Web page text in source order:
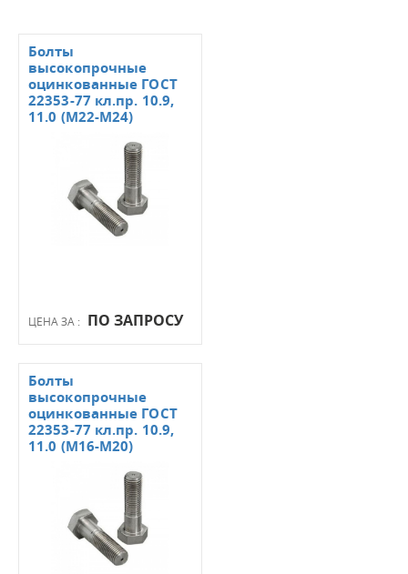
ЦЕНА ЗА : ПО ЗАПРОСУ
Болты
высокопрочные
оцинкованные ГОСТ
22353-77 кл.пр. 10.9,
11.0 (М22-М24)
Болты
высокопрочные
оцинкованные ГОСТ
22353-77 кл.пр. 10.9,
11.0 (М16-М20)